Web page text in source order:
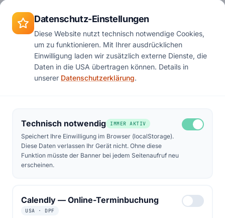
Zum Hauptinhalt springen
PREMIUM-KOMPONENTEN · 25 JAHRE GARANTIE
durchdacht.
Modul, Wechselrichter, Speicher. Wir
Baukastenpakete, sondern individuelle
Datenschutz-Einstellungen
Diese Website nutzt technisch notwendige Cookies,
um zu funktionieren. Mit Ihrer ausdrücklichen
Einwilligung laden wir zusätzlich externe Dienste, die
Daten in die USA übertragen können. Details in
unserer Datenschutzerklärung.
Technisch notwendig IMMER AKTIV
Speichert Ihre Einwilligung im Browser (localStorage).
Diese Daten verlassen Ihr Gerät nicht. Ohne diese
Funktion müsste der Banner bei jedem Seitenaufruf neu
erscheinen.
Calendly — Online-Terminbuchung
USA · DPF